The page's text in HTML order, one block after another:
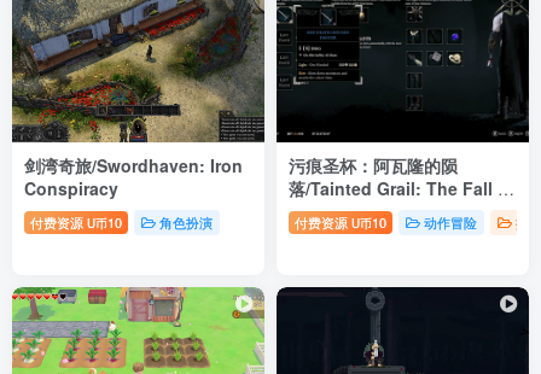
剑湾奇旅/Swordhaven: Iron
Conspiracy
付费资源 U币10 角色扮演
污痕圣杯：阿瓦隆的陨
落/Tainted Grail: The Fall of
Avalon（更新1.15C版+全
DLC）
付费资源 U币10 动作冒险 推